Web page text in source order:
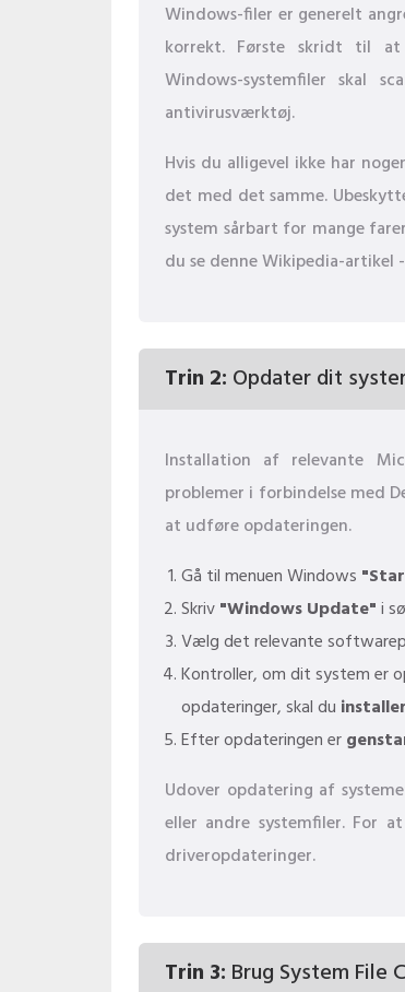
Windows-filer er generelt
korrekt. Første skridt til at
Windows-systemfiler skal
antivirusværktøj.
Hvis du alligevel ikke har
det med det samme.
system sårbart for mange
du se denne Wikipedia-artikel -
Trin 2: Opdater dit
Installation af relevante
problemer i forbindelse med
at udføre opdateringen.
Gå til menuen Windows
Skriv"Windows Update"i
Vælg det relevante
Kontroller, om dit system er
opdateringer, skal du
Efter opdateringen er
Udover opdatering af
eller andre systemfiler. For
driveropdateringer.
Trin 3: Brug System File